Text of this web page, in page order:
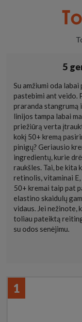
5
Su amžiumi oda
pastebimi ant veido.
praranda stangrumą
linijos tampa labai
priežiūrą verta
kokį 50+ kremą
pinigų? Geriausio
ingredientų, kurie
raukšles. Tai, be kita
retinolis, vitaminai
50+ kremai taip pat
elastino skaidulų
vidaus. Jei nežinote,
toliau pateiktą
su odos senėjimu.
1